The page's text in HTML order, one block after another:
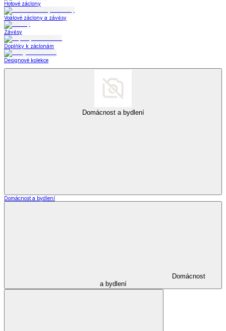
Hotové záclony
Voálové záclony a závěsy
Závěsy
Doplňky k záclonám
Designové kolekce
Domácnost a bydlení
Domácnost a bydlení
Domácnost
a bydlení